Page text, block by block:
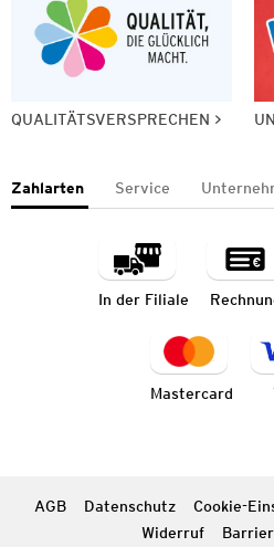
QUALITÄTSVERSPRECHEN
Zahlarten Service
In der Filiale
Mastercard
AGB Datenschutz Cookie-
Widerruf